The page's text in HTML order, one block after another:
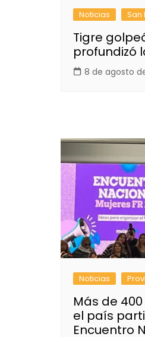
Noticias San
Tigre
profundizó
8 de agosto
Noticias
Más de
el país
Encuentro